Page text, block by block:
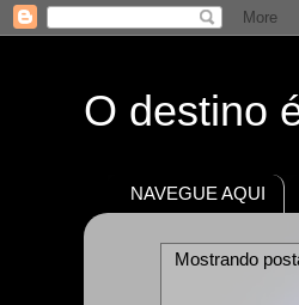
O destino
NAVEGUE AQUI
Mostrando